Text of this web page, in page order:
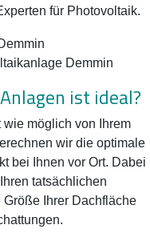
für Photovoltaik.
ist ideal?
möglich von Ihrem
wir die optimale
bei Ihnen vor Ort. Dabei
tatsächlichen
Ihrer Dachfläche